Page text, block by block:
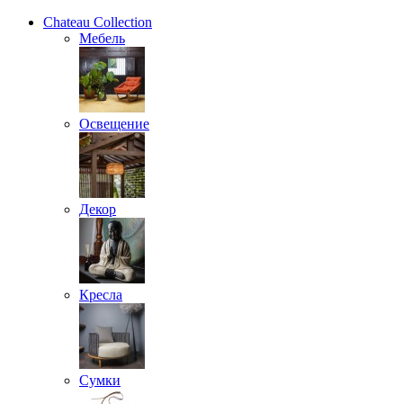
Chateau Collection
Мебель
Освещение
Декор
Кресла
Сумки